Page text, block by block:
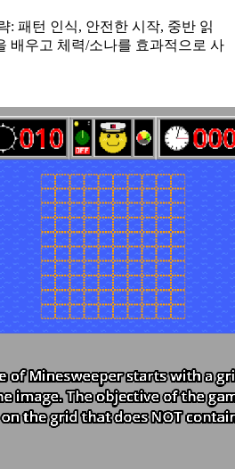
: 패턴 인식, 안전한 시작, 중반 읽
배우고 체력/소나를 효과적으로 사